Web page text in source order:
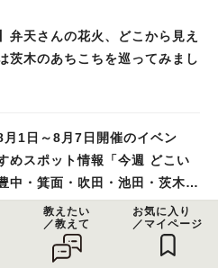
弁天さんの花火、どこから見え
茨木のあちこちを巡ってみまし
月1日～8月7日開催のイベン
めスポット情報「今週 どこい
中・箕面・吹田・池田・茨木・
ジモトミン・編集部オススメ
いしいランチ」44選 〜おし
教えたい
／教えて
お気に入り
／マイページ